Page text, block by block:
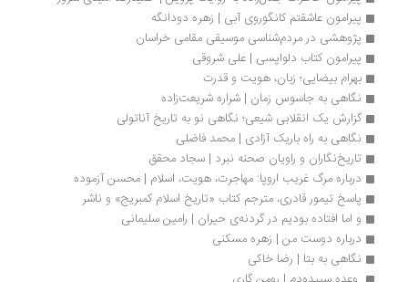
پیرامون عاشقتم کانگوروی آبی | زهره دودانگه
پژوهشی در مردم‌شناسی موسیقی مقامی خراسان
پیرامون کتاب دلواپسی | علی شروقی
بهرام بیضایی؛ زبان، هویت و قدرت
نگاهی به جاسوس زمان | شراره شریعت‌زاده
گزارش یک انقلابی شیعی؛‌ نگاهی نو به تاریخ‌ آناتولی
نگاهی به راه باریک آزادی | محمد فاضلی
تاریخ‌نگاران و راویان صحنه نبرد | سجاد محقق
درباره مرگ غریب اروپا: مهاجرت، هویت، اسلام | محسن آزموده
پاسخ تیمور قادری، مترجم کتاب «تاریخ اسلام کمبریج» و ناشر
و اما افتاده بودیم در گردنه‏‌ی حیران | رامین سلیمانی
درباره دوست من | زهره مسکنی
نگاهی به بتا | رضا خاکی